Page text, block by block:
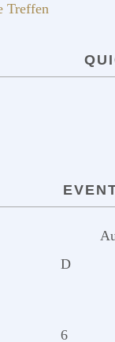
Treffen
D
6